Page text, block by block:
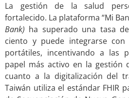
La gestión de la salud
fortalecido. La plataforma “Mi
Bank) ha superado una tasa
ciento y puede integrarse
portátiles, incentivando a las
papel más activo en la gestión
cuanto a la digitalización del
Taiwán utiliza el estándar FHIR